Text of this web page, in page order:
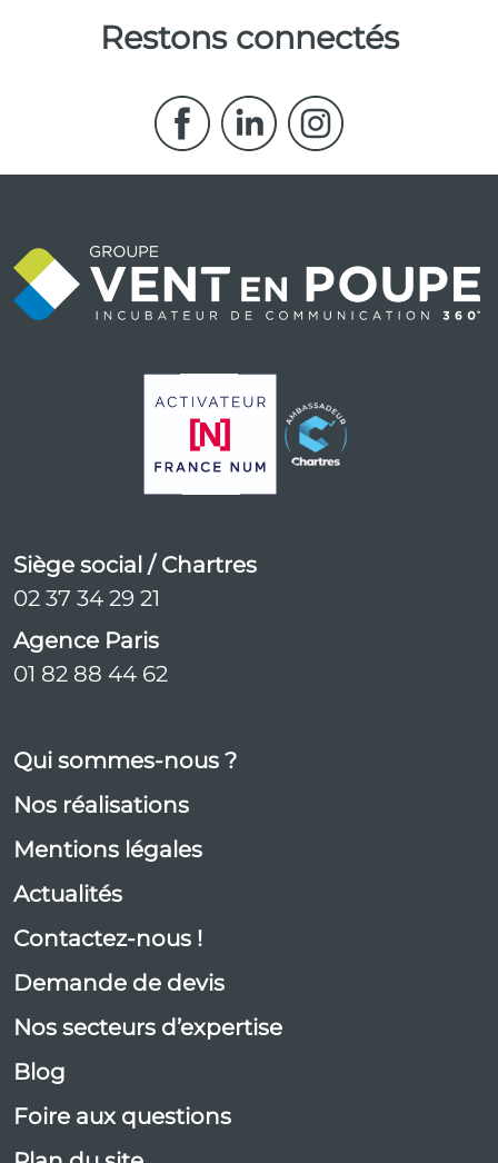
Restons connectés
Siège social / Chartres
02 37 34 29 21
Agence Paris
01 82 88 44 62
Qui sommes-nous ?
Nos réalisations
Mentions légales
Actualités
Contactez-nous !
Demande de devis
Nos secteurs d’expertise
Blog
Foire aux questions